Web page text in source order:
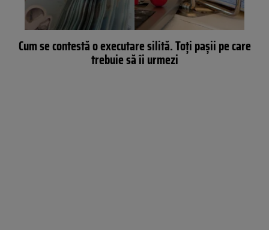
Cum se contestă o executare silită. Toți pașii pe care
trebuie să îi urmezi